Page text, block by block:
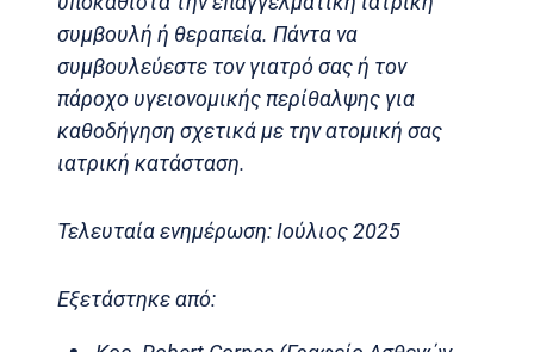
συμβουλή ή θεραπεία. Πάντα να
συμβουλεύεστε τον γιατρό σας ή τον
πάροχο υγειονομικής περίθαλψης για
καθοδήγηση σχετικά με την ατομική σας
ιατρική κατάσταση.
Τελευταία ενημέρωση: Ιούλιος 2025
Εξετάστηκε από: